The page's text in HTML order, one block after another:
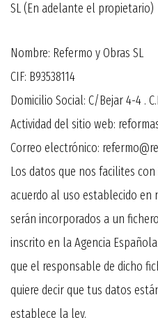
SL (En adelante el propietario)
Nombre: Refermo y Obras SL
CIF: B93538114
Domicilio Social: C/Bejar 4-4 .
Actividad del sitio web:
Correo electrónico:
Los datos que nos facilites
acuerdo al uso establecido en
serán incorporados a un
inscrito en la Agencia
que el responsable de dicho
quiere decir que tus datos
establece la ley.